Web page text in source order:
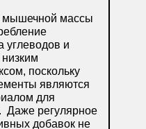
мышечной массы
углеводов и
поскольку
являются
для
регулярное
добавок не